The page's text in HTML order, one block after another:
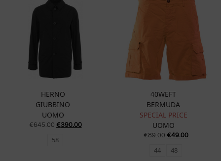
HERNO
GIUBBINO
UOMO
€645.00 €390.00
58
40WEFT
BERMUDA
SPECIAL PRICE
UOMO
€89.00 €49.00
44 48